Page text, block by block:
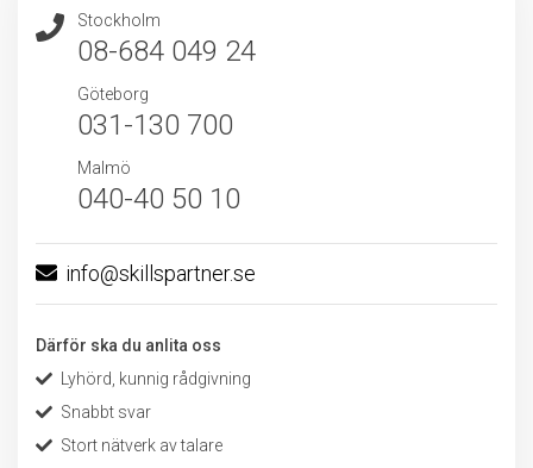
Stockholm
08-684 049 24
Göteborg
031-130 700
Malmö
040-40 50 10
info@skillspartner.se
Därför ska du anlita oss
Lyhörd, kunnig rådgivning
Snabbt svar
Stort nätverk av talare